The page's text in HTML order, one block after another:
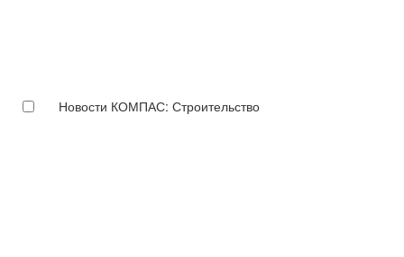
Новости КОМПАС: Строительство